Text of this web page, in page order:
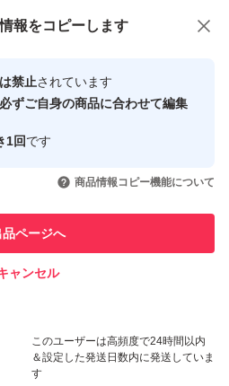
心・安全なユーザーです
引を完了させた実績があります
での取引実績があります
このユーザーは高頻度で24時間以内
＆設定した発送日数内に発送していま
す
報をコピーします
禁止されています
必ずご自身の商品に合わせて編集
1回です
商品情報コピー機能について
品ページへ
ャンセル
ススメ